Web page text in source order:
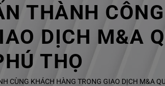
THÀNH
DỊCH M&A
THỌ
CÙNG KHÁCH HÀNG TRONG GIAO DỊCH M&A